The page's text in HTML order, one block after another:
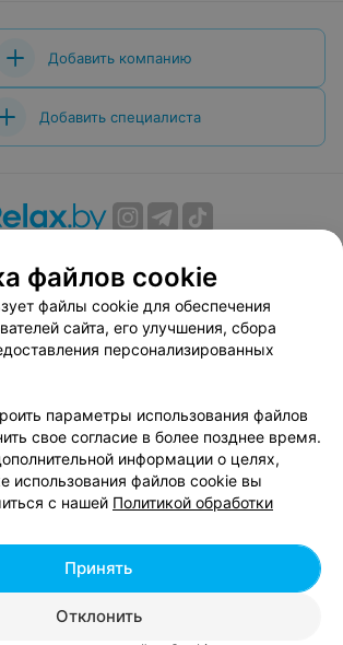
Добавить компанию
Добавить специалиста
Публичный договор
Способы оплаты
договор по использованию сервиса
«Афиша»
соглашение
по вопросам сотрудничества
руководителю relax.by
настройки cookie
персональных данных
| 220012, Республика Беларусь, г. Минск,
файлов cookie
файлы cookie для обеспечения
сайта, его улучшения, сбора
персонализированных
параметры использования файлов
свое согласие в более позднее время.
информации о целях,
использования файлов cookie вы
с нашей Политикой обработки
Отклонить
Принять